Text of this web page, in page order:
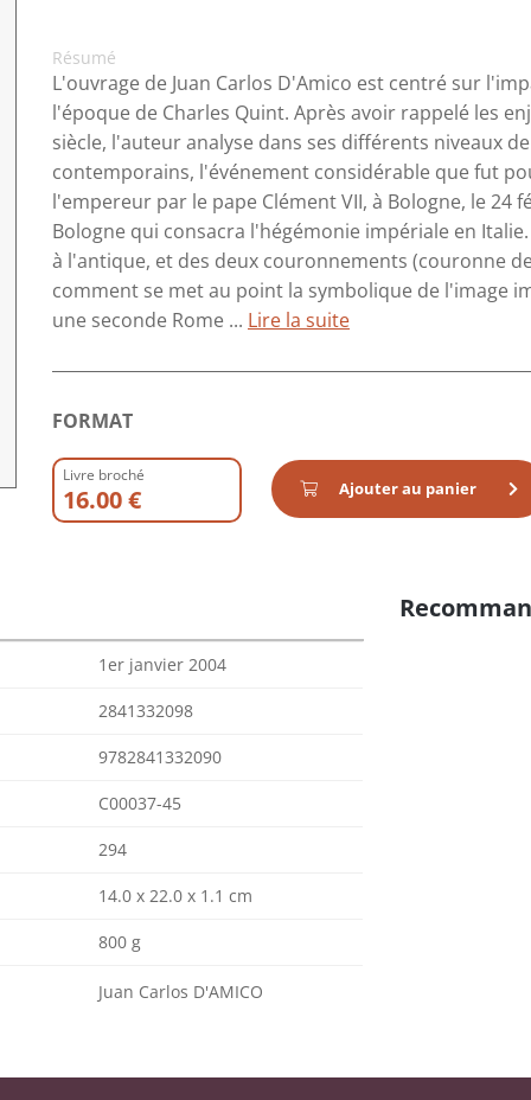
Résumé
L'ouvrage de Juan Carlos D'Amico est centré sur
l'époque de Charles Quint. Après avoir rappelé les
siècle, l'auteur analyse dans ses différents niveaux
contemporains, l'événement considérable que fut
l'empereur par le pape Clément VII, à Bologne, le 24
Bologne qui consacra l'hégémonie impériale en
à l'antique, et des deux couronnements (couronne
comment se met au point la symbolique de l'image
une seconde Rome ... Lire la suite
FORMAT
Livre broché
16.00 € Ajouter au panier
1er janvier 2004
2841332098
9782841332090
C00037-45
294
14.0 x 22.0 x 1.1 cm
800 g
Juan Carlos D'AMICO